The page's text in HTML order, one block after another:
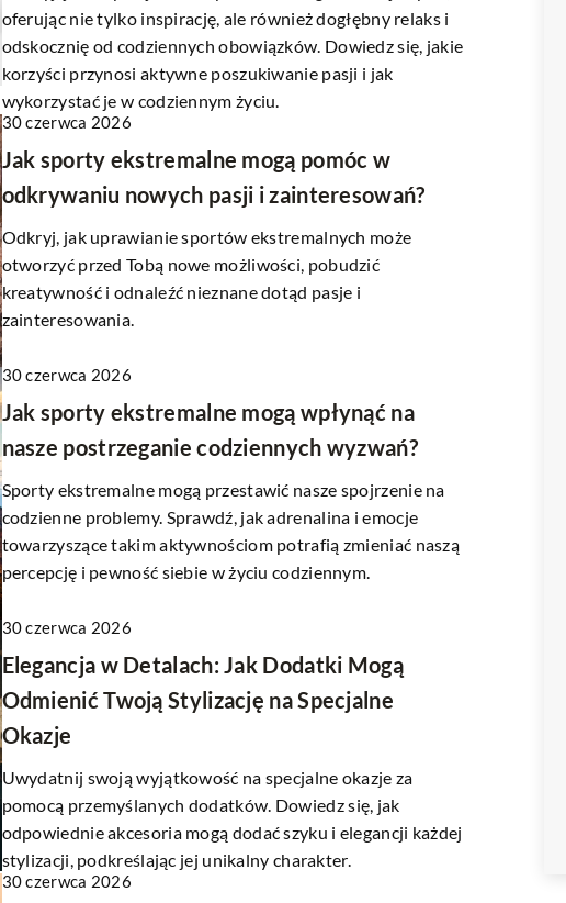
oferując nie tylko inspirację, ale również dogłębny relaks i
odskocznię od codziennych obowiązków. Dowiedz się, jakie
korzyści przynosi aktywne poszukiwanie pasji i jak
wykorzystać je w codziennym życiu.
30 czerwca 2026
Jak sporty ekstremalne mogą pomóc w
odkrywaniu nowych pasji i zainteresowań?
Odkryj, jak uprawianie sportów ekstremalnych może
otworzyć przed Tobą nowe możliwości, pobudzić
kreatywność i odnaleźć nieznane dotąd pasje i
zainteresowania.
30 czerwca 2026
Jak sporty ekstremalne mogą wpłynąć na
nasze postrzeganie codziennych wyzwań?
Sporty ekstremalne mogą przestawić nasze spojrzenie na
codzienne problemy. Sprawdź, jak adrenalina i emocje
towarzyszące takim aktywnościom potrafią zmieniać naszą
percepcję i pewność siebie w życiu codziennym.
30 czerwca 2026
Elegancja w Detalach: Jak Dodatki Mogą
Odmienić Twoją Stylizację na Specjalne
Okazje
Uwydatnij swoją wyjątkowość na specjalne okazje za
pomocą przemyślanych dodatków. Dowiedz się, jak
odpowiednie akcesoria mogą dodać szyku i elegancji każdej
stylizacji, podkreślając jej unikalny charakter.
30 czerwca 2026